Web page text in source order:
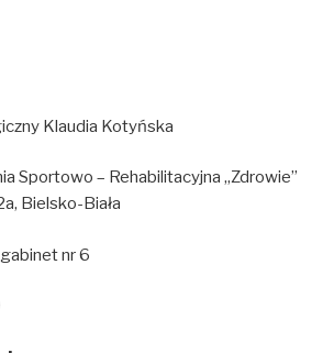
Klaudia Kotyńska
Sportowo – Rehabilitacyjna „Zdrowie”
Bielsko-Biała
nr 6